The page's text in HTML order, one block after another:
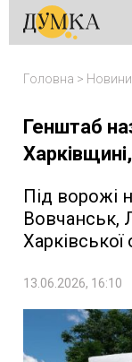
Головна > Новини
Генштаб
Під ворожі
Вовчанськ,
Харківської
13.06.2026, 16:10